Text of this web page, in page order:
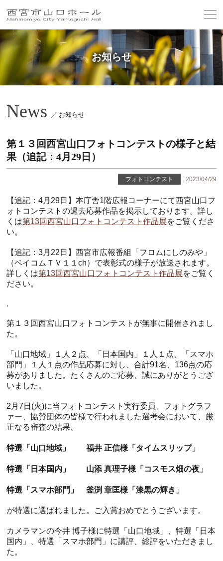
お知らせ
News ／ お知らせ
第１３回西宮山口フォトコンテストの様子と結
果（追記：4月29日）
フォトコンテスト 2023/04/29
【追記：4月29日】本庁舎1階広報コーナーにて西宮山口フ
ォトコンテストの過去応募作品を掲示しております。詳し
くは第13回西宮山口フォトコンテスト作品展をご覧くださ
い。
【追記：3月22日】西宮市広報番組「フロムにしのみや」
（ベイコムＴＶ１１ch）で表彰式の様子が放送されます。
詳しくは第13回西宮山口フォトコンテスト作品展をご覧く
ださい。
.
第１３回西宮山口フォトコンテストが無事に開催されまし
た。
「山口地域」１人２点、「日本国内」１人１点、「スマホ
部門」１人１点の作品応募に対し、合計91名、136点の応
募がありました。たくさんのご応募、誠にありがとうござ
いました。
2月7日(火)に当フォトコンテスト実行委員、フォトグラフ
ァー、協賛団体の皆様で行われました選考会において、厳
正なる審査の結果、
特選「山口地域」 福井 正信様「タイムスリップ」
特選「日本国内」 山添 真理子様「コスモス畑の夜」
特選「スマホ部門」 釜渕 章匡様「漆黒の輝き」
が特選に選ばれました。ご入賞おめでとうございます。
カメラマンの今井 博子様に特選「山口地域」、特選「日本
国内」、特選「スマホ部門」に講評、総評をいただきまし
た。